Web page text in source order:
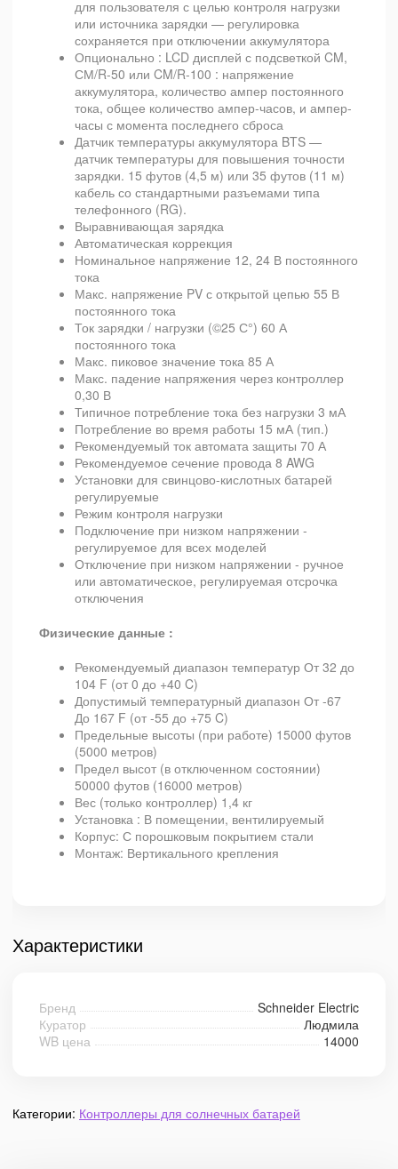
для пользователя с целью контроля нагрузки
или источника зарядки — регулировка
сохраняется при отключении аккумулятора
Опционально : LCD дисплей с подсветкой CM,
СМ/R-50 или CM/R-100 : напряжение
аккумулятора, количество ампер постоянного
тока, общее количество ампер-часов, и ампер-
часы с момента последнего сброса
Датчик температуры аккумулятора BTS —
датчик температуры для повышения точности
зарядки. 15 футов (4,5 м) или 35 футов (11 м)
кабель со стандартными разъемами типа
телефонного (RG).
Выравнивающая зарядка
Автоматическая коррекция
Номинальное напряжение 12, 24 В постоянного
тока
Макс. напряжение PV с открытой цепью 55 В
постоянного тока
Ток зарядки / нагрузки (©25 С°) 60 А
постоянного тока
Макс. пиковое значение тока 85 А
Макс. падение напряжения через контроллер
0,30 В
Типичное потребление тока без нагрузки 3 мА
Потребление во время работы 15 мА (тип.)
Рекомендуемый ток автомата защиты 70 А
Рекомендуемое сечение провода 8 AWG
Установки для свинцово-кислотных батарей
регулируемые
Режим контроля нагрузки
Подключение при низком напряжении -
регулируемое для всех моделей
Отключение при низком напряжении - ручное
или автоматическое, регулируемая отсрочка
отключения
Физические данные :
Рекомендуемый диапазон температур От 32 до
104 F (от 0 до +40 C)
Допустимый температурный диапазон От -67
До 167 F (от -55 до +75 C)
Предельные высоты (при работе) 15000 футов
(5000 метров)
Предел высот (в отключенном состоянии)
50000 футов (16000 метров)
Вес (только контроллер) 1,4 кг
Установка : В помещении, вентилируемый
Корпус: С порошковым покрытием стали
Монтаж: Вертикального крепления
Характеристики
Бренд
Schneider Electric
Куратор
Людмила
WB цена
14000
Категории: Контроллеры для солнечных батарей